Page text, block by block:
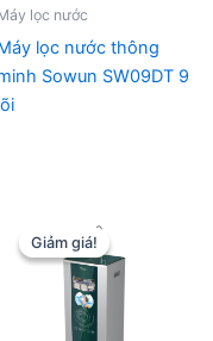
₫.
lọc nước
lọc nước thông
Sowun SW09DT 9
Giảm giá!
Giảm giá!